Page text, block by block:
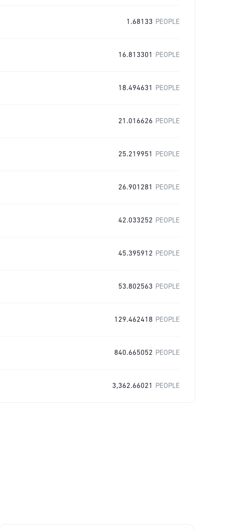
1.68133 PEOPLE
16.813301 PEOPLE
18.494631 PEOPLE
21.016626 PEOPLE
25.219951 PEOPLE
26.901281 PEOPLE
42.033252 PEOPLE
45.395912 PEOPLE
53.802563 PEOPLE
129.462418 PEOPLE
840.665052 PEOPLE
3,362.66021 PEOPLE